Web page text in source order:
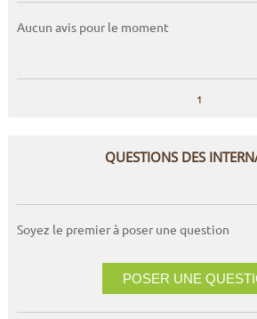
Aucun avis pour le moment
1
QUESTIONS DES
Soyez le premier à poser une question
POSER UNE